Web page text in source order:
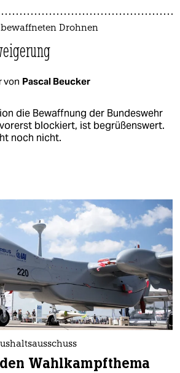
Drohnen
von Pascal Beucker
die Bewaffnung der Bundeswehr
blockiert, ist begrüßenswert.
noch nicht.
Wahlkampfthema